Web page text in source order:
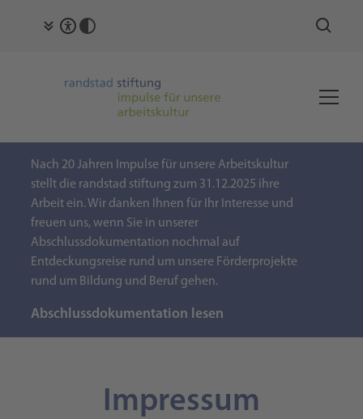
Nach 20 Jahren Impulse für unsere Arbeitskultur
stellt die randstad stiftung zum 31.12.2025 ihre
Arbeit ein. Wir danken Ihnen für Ihr Interesse und
freuen uns, wenn Sie in unserer
Abschlussdokumentation nochmal auf
Entdeckungsreise rund um unsere Förderprojekte
rund um Bildung und Beruf gehen.
Abschlussdokumentation lesen
Impressum